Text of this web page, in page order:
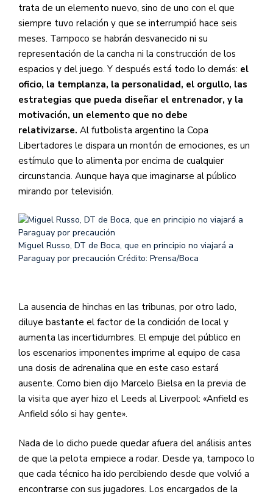
trata de un elemento nuevo, sino de uno con el que
siempre tuvo relación y que se interrumpió hace seis
meses. Tampoco se habrán desvanecido ni su
representación de la cancha ni la construcción de los
espacios y del juego. Y después está todo lo demás: el
oficio, la templanza, la personalidad, el orgullo, las
estrategias que pueda diseñar el entrenador, y la
motivación, un elemento que no debe
relativizarse. Al futbolista argentino la Copa
Libertadores le dispara un montón de emociones, es un
estímulo que lo alimenta por encima de cualquier
circunstancia. Aunque haya que imaginarse al público
mirando por televisión.
Miguel Russo, DT de Boca, que en principio no viajará a
Paraguay por precaución Crédito: Prensa/Boca
La ausencia de hinchas en las tribunas, por otro lado,
diluye bastante el factor de la condición de local y
aumenta las incertidumbres. El empuje del público en
los escenarios imponentes imprime al equipo de casa
una dosis de adrenalina que en este caso estará
ausente. Como bien dijo Marcelo Bielsa en la previa de
la visita que ayer hizo el Leeds al Liverpool: «Anfield es
Anfield sólo si hay gente».
Nada de lo dicho puede quedar afuera del análisis antes
de que la pelota empiece a rodar. Desde ya, tampoco lo
que cada técnico ha ido percibiendo desde que volvió a
encontrarse con sus jugadores. Los encargados de la